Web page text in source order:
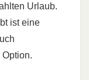
Urlaub.
ist eine